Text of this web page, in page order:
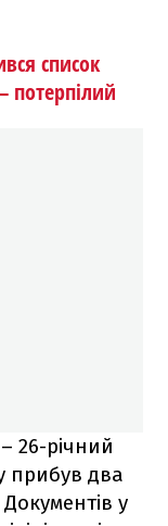
список
26-річний
прибув два
у